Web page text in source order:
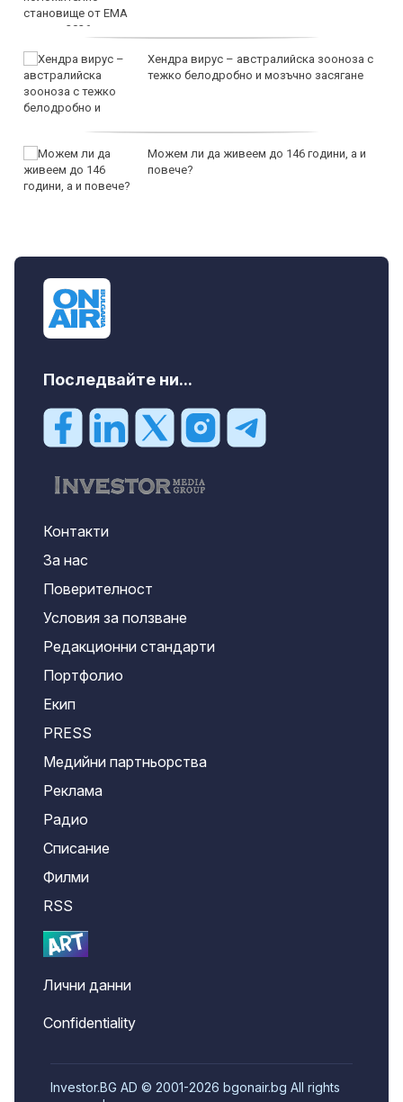
Хендра вирус – австралийска зооноза с
тежко белодробно и мозъчно засягане
Можем ли да живеем до 146 години, а и
повече?
Последвайте ни...
Контакти
За нас
Поверителност
Условия за ползване
Редакционни стандарти
Портфолио
Екип
PRESS
Медийни партньорства
Реклама
Радио
Списание
Филми
RSS
Лични данни
Confidentiality
Investor.BG AD © 2001-2026 bgonair.bg All rights